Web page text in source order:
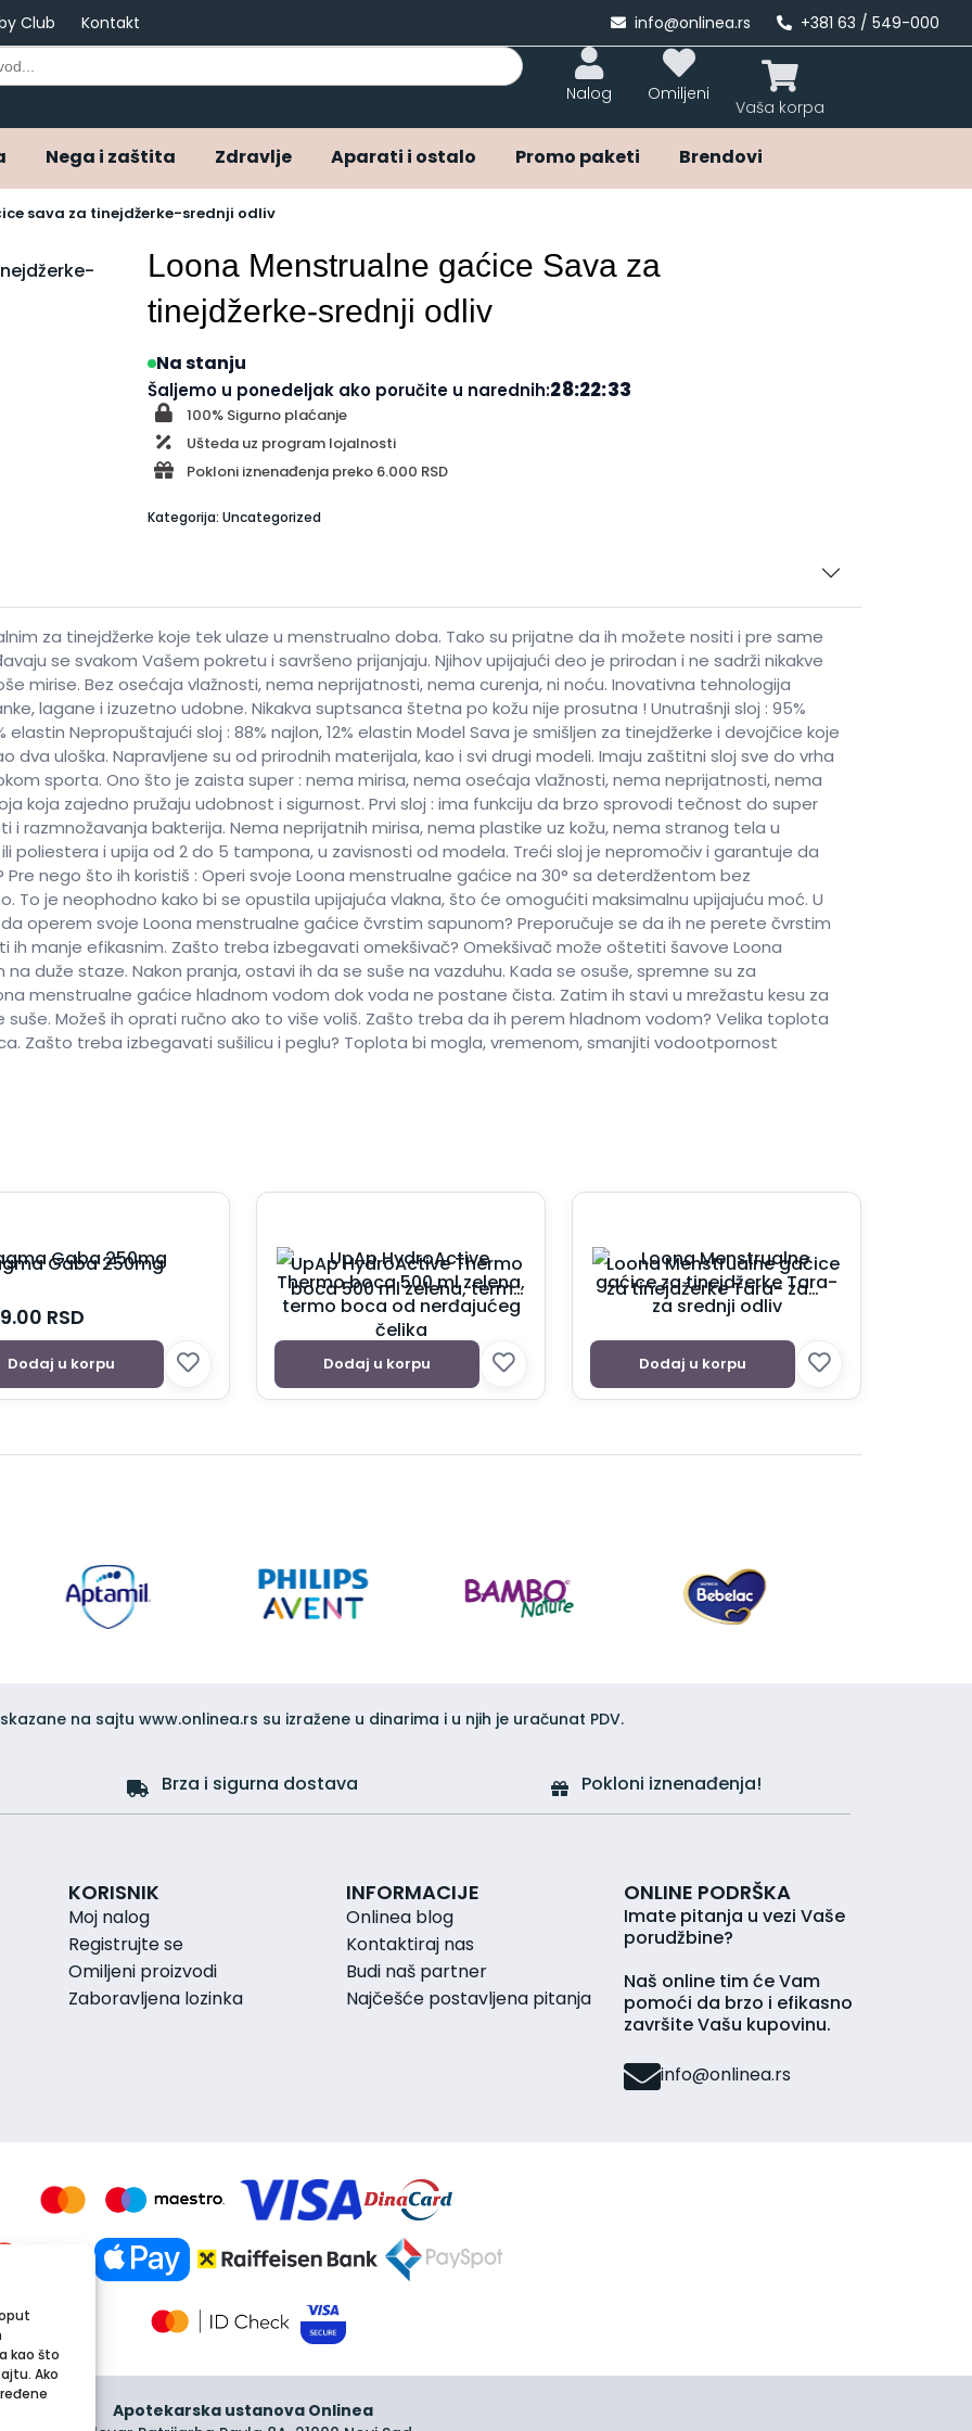
kao što
Ako
Club Kontakt info@onlinea.rs +381 63 / 549-000
Nalog Omiljeni
Nega i zaštita Zdravlje Aparati i ostalo Promo paketi
Brendovi
sava za tinejdžerke-srednji odliv
Loona Menstrualne gaćice Sava za
tinejdžerke-srednji odliv
Na stanju
Šaljemo u ponedeljak ako poručite u narednih:28:22:33
100% Sigurno plaćanje
Ušteda uz program lojalnosti
Pokloni iznenađenja preko 6.000 RSD
Kategorija: Uncategorized
za tinejdžerke koje tek ulaze u menstrualno doba. Tako su prijatne da ih možete nositi i pre same
se svakom Vašem pokretu i savršeno prijanjaju. Njihov upijajući deo je prirodan i ne sadrži nikakve
mirise. Bez osećaja vlažnosti, nema neprijatnosti, nema curenja, ni noću. Inovativna tehnologija
lagane i izuzetno udobne. Nikakva suptsanca štetna po kožu nije prosutna ! Unutrašnji sloj : 95%
elastin Nepropuštajući sloj : 88% najlon, 12% elastin Model Sava je smišljen za tinejdžerke i devojčice koje
dva uloška. Napravljene su od prirodnih materijala, kao i svi drugi modeli. Imaju zaštitni sloj sve do vrha
sporta. Ono što je zaista super : nema mirisa, nema osećaja vlažnosti, nema neprijatnosti, nema
koja zajedno pružaju udobnost i sigurnost. Prvi sloj : ima funkciju da brzo sprovodi tečnost do super
razmnožavanja bakterija. Nema neprijatnih mirisa, nema plastike uz kožu, nema stranog tela u
poliestera i upija od 2 do 5 tampona, u zavisnosti od modela. Treći sloj je nepromočiv i garantuje da
nego što ih koristiš : Operi svoje Loona menstrualne gaćice na 30° sa deterdžentom bez
To je neophodno kako bi se opustila upijajuća vlakna, što će omogućiti maksimalnu upijajuću moć. U
operem svoje Loona menstrualne gaćice čvrstim sapunom? Preporučuje se da ih ne perete čvrstim
ih manje efikasnim. Zašto treba izbegavati omekšivač? Omekšivač može oštetiti šavove Loona
duže staze. Nakon pranja, ostavi ih da se suše na vazduhu. Kada se osuše, spremne su za
menstrualne gaćice hladnom vodom dok voda ne postane čista. Zatim ih stavi u mrežastu kesu za
Možeš ih oprati ručno ako to više voliš. Zašto treba da ih perem hladnom vodom? Velika toplota
Zašto treba izbegavati sušilicu i peglu? Toplota bi mogla, vremenom, smanjiti vodootpornost
Gaba 250mg
RSD
Dodaj u korpu
UpAp HydroActive Thermo
boca 500 ml zelena, termo
boca od nerđajućeg čelika
Dodaj u korpu
Loona Menstrualne gaćice
za tinejdžerke Tara- za
srednji odliv
Dodaj u korpu
na sajtu www.onlinea.rs su izražene u dinarima i u njih je uračunat PDV.
Brza i sigurna dostava Pokloni iznenađenja!
KORISNIK
Moj nalog
Registrujte se
Omiljeni proizvodi
Zaboravljena lozinka
INFORMACIJE
Onlinea blog
Kontaktiraj nas
Budi naš partner
Najčešće postavljena pitanja
ONLINE PODRŠKA
Imate pitanja u vezi Vaše
porudžbine?
Naš online tim će Vam
pomoći da brzo i efikasno
završite Vašu kupovinu.
info@onlinea.rs
Apotekarska ustanova Onlinea